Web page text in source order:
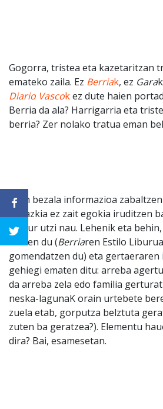
Gogorra, tristea eta kazetaritzan
emateko zaila. Ez Berriak, ez Gara
Diario Vascokez dute haien
Berria da ala? Harrigarria eta
berria? Zer nolako tratua eman
Esan bezala informazioa
Argazkia ez zait egokia iruditzen
eta lur utzi nau. Lehenik eta
esaten du (Berriaren Estilo
gomendatzen du) eta
gehiegi ematen ditu: arreba
da arreba zela edo familia
neska-lagunaK orain urtebete
zuela etab, gorputza belztuta
zuten ba geratzea?). Elementu
dira? Bai, esamesetan.